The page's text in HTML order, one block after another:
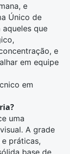
e
Único de
aqueles que
e
em equipe
em
uma
A grade
práticas,
base de